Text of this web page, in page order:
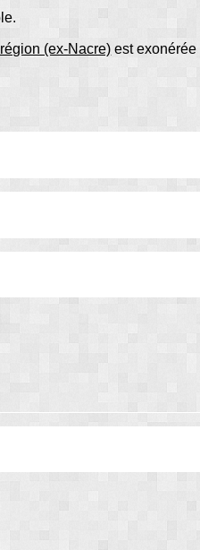
(ex-Nacre) est